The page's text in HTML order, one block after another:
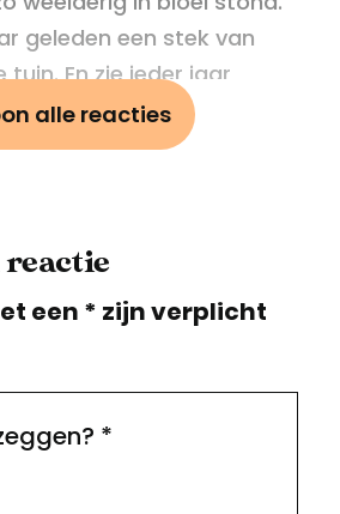
geleden een stek van
En zie ieder jaar
bloemen.
doen op de Groene
ik me nog herinneren.
mevrouw Visser-Bouter,
dank voor het delen van
alle reacties
reactie
een * zijn verplicht
*